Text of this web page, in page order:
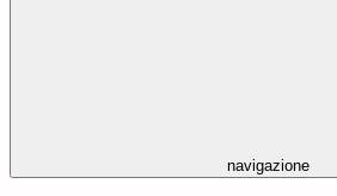
navigazione